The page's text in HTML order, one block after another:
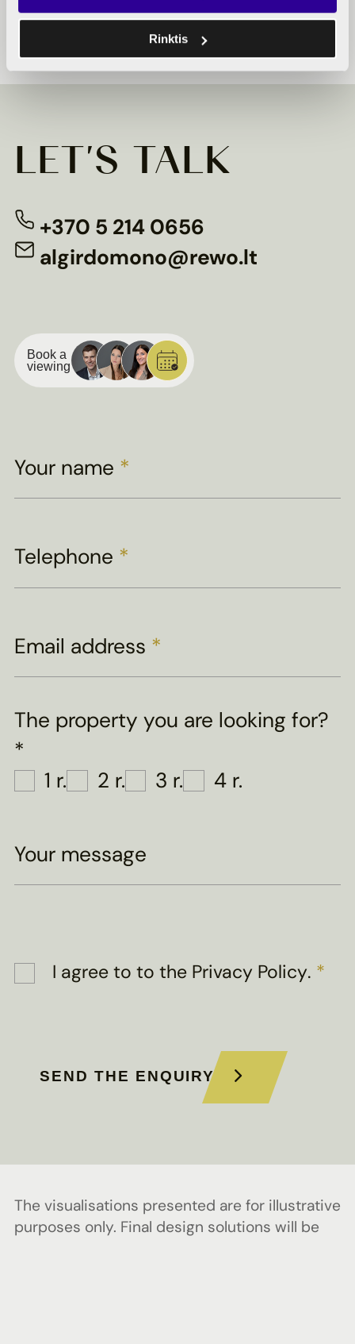
Rinktis
finishing
LET'S TALK
+370 5 214 0656
algirdomono@rewo.lt
Book a
viewing
Your name *
Telephone *
Email address *
The property you are looking for?
*
1 r.
2 r. 3 r. 4 r.
Your message
I agree toto the Privacy Policy. *
SEND THE ENQUIRY
The visualisations presented are for illustrative
purposes only. Final design solutions will be